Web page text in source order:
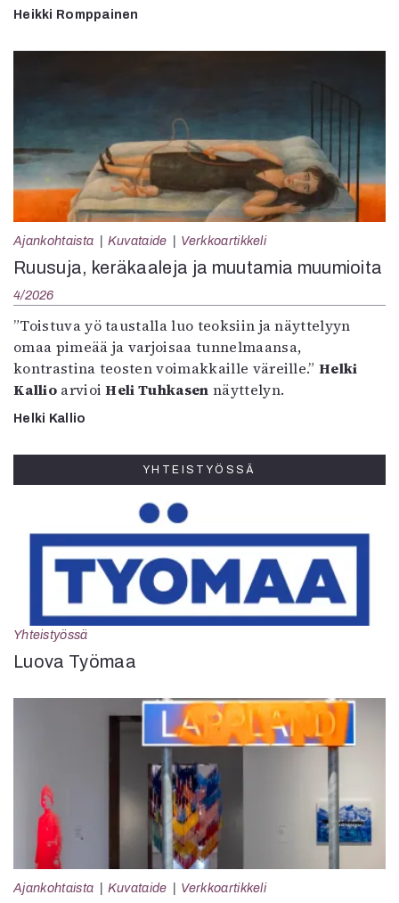
Heikki Romppainen
Ajankohtaista Kuvataide Verkkoartikkeli
Ruusuja, keräkaaleja ja muutamia muumioita
4/2026
”Toistuva yö taustalla luo teoksiin ja näyttelyyn
omaa pimeää ja varjoisaa tunnelmaansa,
kontrastina teosten voimakkaille väreille.”Helki
KallioarvioiHeli Tuhkasen näyttelyn.
Helki Kallio
YHTEISTYÖSSÄ
Yhteistyössä
Luova Työmaa
Ajankohtaista Kuvataide Verkkoartikkeli